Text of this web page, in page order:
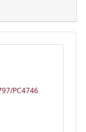
PC4746